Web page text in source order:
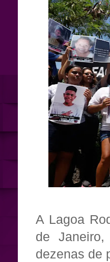
A Lagoa
de
dezenas de